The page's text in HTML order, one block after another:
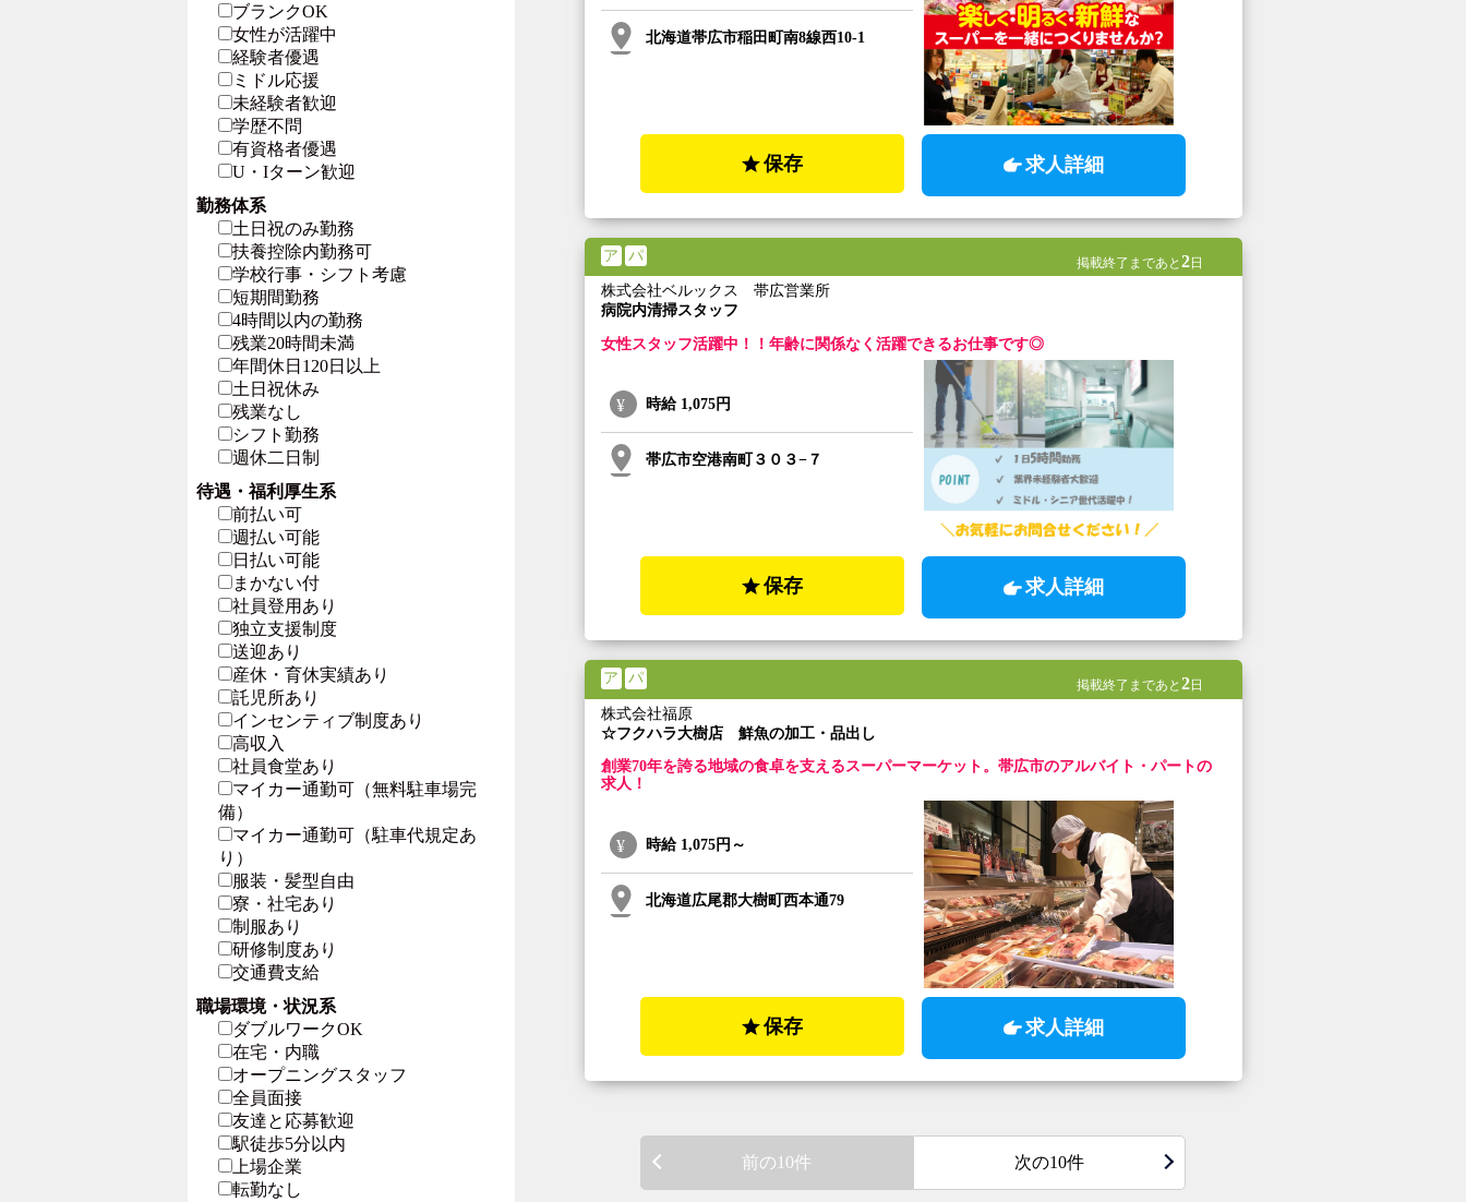
北海道帯広市稲田町南8線西10-1
保存 求人詳細
ア パ 掲載終了まであと2日
株式会社ベルックス 帯広営業所
病院内清掃スタッフ
女性スタッフ活躍中！！年齢に関係なく活躍できるお仕事です◎
時給 1,075円
帯広市空港南町３０３−７
保存 求人詳細
ア パ 掲載終了まであと2日
株式会社福原
☆フクハラ大樹店 鮮魚の加工・品出し
創業70年を誇る地域の食卓を支えるスーパーマーケット。帯広市のアルバイト・パートの
求人！
時給 1,075円～
北海道広尾郡大樹町西本通79
保存 求人詳細
前の10件 次の10件
ブランクOK
女性が活躍中
経験者優遇
ミドル応援
未経験者歓迎
学歴不問
有資格者優遇
U・Iターン歓迎
勤務体系
土日祝のみ勤務
扶養控除内勤務可
学校行事・シフト考慮
短期間勤務
4時間以内の勤務
残業20時間未満
年間休日120日以上
土日祝休み
残業なし
シフト勤務
週休二日制
待遇・福利厚生系
前払い可
週払い可能
日払い可能
まかない付
社員登用あり
独立支援制度
送迎あり
産休・育休実績あり
託児所あり
インセンティブ制度あり
高収入
社員食堂あり
マイカー通勤可（無料駐車場完
備）
マイカー通勤可（駐車代規定あ
り）
服装・髪型自由
寮・社宅あり
制服あり
研修制度あり
交通費支給
職場環境・状況系
ダブルワークOK
在宅・内職
オープニングスタッフ
全員面接
友達と応募歓迎
駅徒歩5分以内
上場企業
転勤なし